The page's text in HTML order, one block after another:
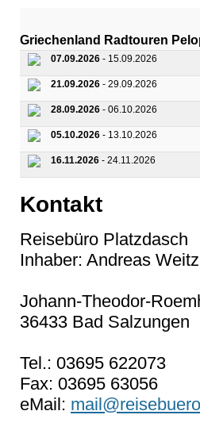
Griechenland Radtouren
07.09.2026 - 15.09.2026
21.09.2026 - 29.09.2026
28.09.2026 - 06.10.2026
05.10.2026 - 13.10.2026
16.11.2026 - 24.11.2026
Kontakt
Reisebüro Platzdasch
Inhaber: Andreas Weitz
Johann-Theodor-
36433 Bad Salzungen
Tel.: 03695 622073
Fax: 03695 63056
eMail: